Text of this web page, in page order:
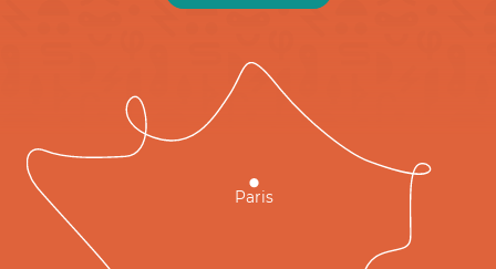
Paris